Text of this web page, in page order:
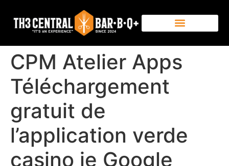
CPM Atelier Apps
Téléchargement
gratuit de
l’application verde
casino je Google